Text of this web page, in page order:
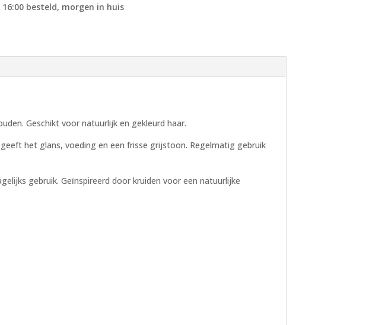
16:00 besteld, morgen in huis
Geschikt voor natuurlijk en gekleurd haar.
het glans, voeding en een frisse grijstoon. Regelmatig gebruik
gebruik. Geïnspireerd door kruiden voor een natuurlijke